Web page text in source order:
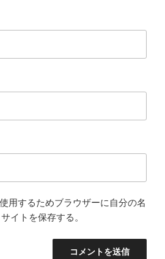
用するためブラウザーに自分の名
イトを保存する。